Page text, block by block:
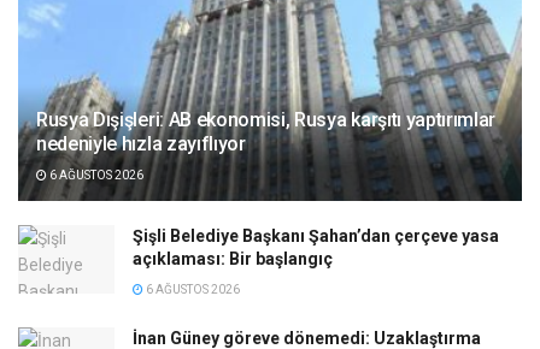
Rusya Dışişleri: AB ekonomisi, Rusya karşıtı yaptırımlar
nedeniyle hızla zayıflıyor
6 AĞUSTOS 2026
Şişli Belediye Başkanı Şahan’dan çerçeve yasa
açıklaması: Bir başlangıç
6 AĞUSTOS 2026
İnan Güney göreve dönemedi: Uzaklaştırma